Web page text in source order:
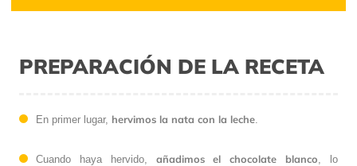
PREPARACIÓN DE LA RECETA
En primer lugar, hervimos la nata con la leche
Cuando haya hervido, añadimos el chocolate blanco , lo